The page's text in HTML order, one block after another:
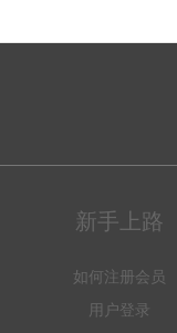
新手上路
如何注册会员
用户登录